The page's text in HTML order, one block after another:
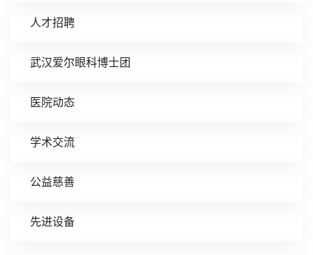
人才招聘
武汉爱尔眼科博士团
医院动态
学术交流
公益慈善
先进设备